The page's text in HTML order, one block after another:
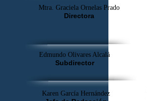
Mtra. Graciela Ornelas Prado
Directora
Edmundo Olivares Alcalá
Subdirector
Karen García Hernández